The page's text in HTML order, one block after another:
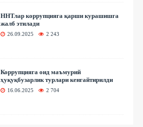
ННТлар коррупцияга қарши курашишга
жалб этилади
26.09.2025 2 243
Коррупцияга оид маъмурий
ҳуқуқбузарлик турлари кенгайтирилди
16.06.2025 2 704